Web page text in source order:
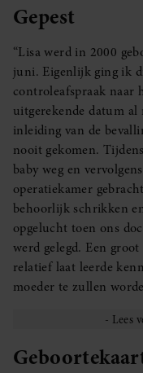
Gepest
“Lisa werd in 2000
juni. Eigenlijk ging ik
controleafspraak naar
uitgerekende datum
inleiding van de
nooit gekomen.
baby weg en
operatiekamer
behoorlijk schrikken
opgelucht toen ons
werd gelegd. Een
relatief laat leerde
moeder te zullen